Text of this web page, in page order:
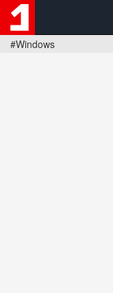
#Windows